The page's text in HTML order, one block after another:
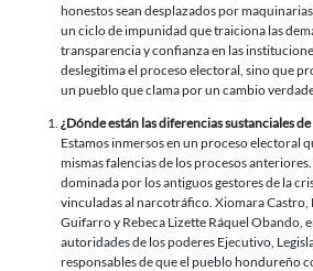
honestos sean desplazados por
un ciclo de impunidad que traiciona las
transparencia y confianza en las
deslegitima el proceso electoral, sino que
un pueblo que clama por un cambio
¿Dónde están las diferencias sustanciales
Estamos inmersos en un proceso electoral
mismas falencias de los procesos
dominada por los antiguos gestores de la
vinculadas al narcotráfico. Xiomara Castro,
Guifarro y Rebeca Lizette Ráquel Obando,
autoridades de los poderes Ejecutivo,
responsables de que el pueblo hondureño